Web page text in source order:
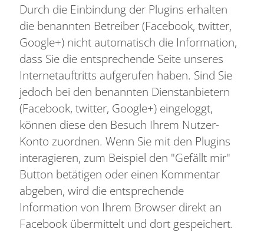
Durch die Einbindung der Plugins erhalten
die benannten Betreiber (Facebook, twitter,
Google+) nicht automatisch die Information,
dass Sie die entsprechende Seite unseres
Internetauftritts aufgerufen haben. Sind Sie
jedoch bei den benannten Dienstanbietern
(Facebook, twitter, Google+) eingeloggt,
können diese den Besuch Ihrem Nutzer-
Konto zuordnen. Wenn Sie mit den Plugins
interagieren, zum Beispiel den "Gefällt mir"
Button betätigen oder einen Kommentar
abgeben, wird die entsprechende
Information von Ihrem Browser direkt an
Facebook übermittelt und dort gespeichert.